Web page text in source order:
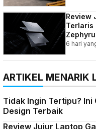
Review
Terlaris
6 hari
ARTIKEL MENARIK
Tidak Ingin Tertipu? Ini
Design Terbaik
Review Jujur Laptop